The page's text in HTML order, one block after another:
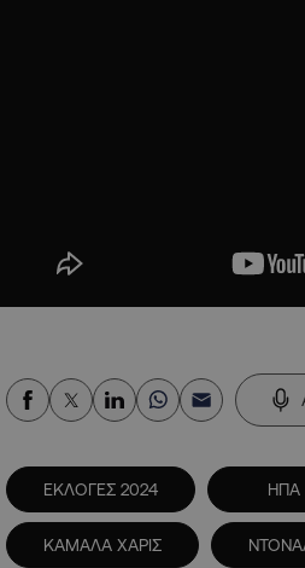
ΕΚΛΟΓΕΣ 2024 ΗΠΑ
ΚΑΜΑΛΑ ΧΑΡΙΣ